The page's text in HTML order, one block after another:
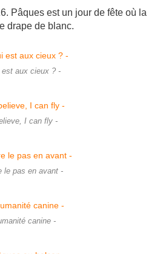
Pâques est un jour de fête où la
drape de blanc.
est aux cieux ? -
I can fly -
le pas en avant -
canine -